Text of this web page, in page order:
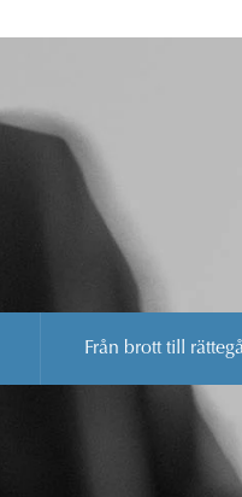
Från brott till